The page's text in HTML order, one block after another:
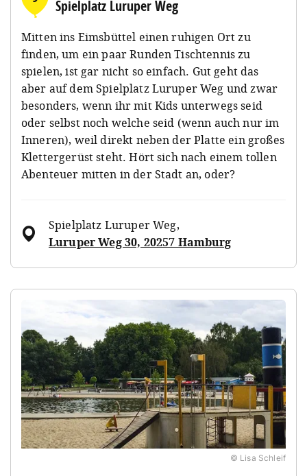
Spielplatz Luruper Weg
Mitten ins Eimsbüttel einen ruhigen Ort zu
finden, um ein paar Runden Tischtennis zu
spielen, ist gar nicht so einfach. Gut geht das
aber auf dem Spielplatz Luruper Weg und zwar
besonders, wenn ihr mit Kids unterwegs seid
oder selbst noch welche seid (wenn auch nur im
Inneren), weil direkt neben der Platte ein großes
Klettergerüst steht. Hört sich nach einem tollen
Abenteuer mitten in der Stadt an, oder?
Spielplatz Luruper Weg,
Luruper Weg 30, 20257 Hamburg
© Lisa Schleif